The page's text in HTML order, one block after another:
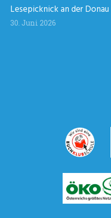
Lesepicknick an der Donau
30. Juni 2026